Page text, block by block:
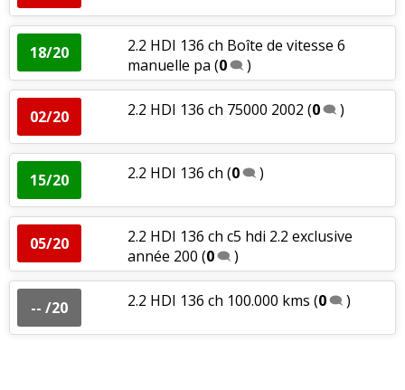
18/20
2.2 HDI 136 ch Boîte de vitesse 6
manuelle pa (0 )
02/20 2.2 HDI 136 ch 75000 2002 (0 )
15/20 2.2 HDI 136 ch (0 )
05/20
2.2 HDI 136 ch c5 hdi 2.2 exclusive
année 200 (0 )
-- /20 2.2 HDI 136 ch 100.000 kms (0 )